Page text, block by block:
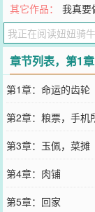
不动如山。这里富
二大经济体，是工
水果纯天然无污染
在两个时空之间。
品匮乏年代。又把
代。马超在两个时
的男人过的幸福，
代华夏弯道超车，
华夏的外国人好看
明大国。……
您要是觉得《 穿越
向您QQ群和微博微
其它作品： 我真要
章节列表，第1
第1章：命运的齿轮
第2章：粮票，手机
第3章：玉佩，菜摊
第4章：肉铺
第5章：回家